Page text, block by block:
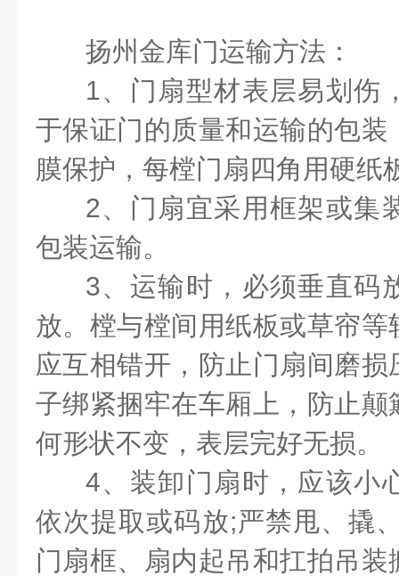
扬州金库门运输方法：
1、门扇型材表层易划伤
于保证门的质量和运输的包
膜保护，每樘门扇四角用硬纸
2、门扇宜采用框架或集
包装运输。
3、运输时，必须垂直码
放。樘与樘间用纸板或草帘
应互相错开，防止门扇间磨
子绑紧捆牢在车厢上，防止
何形状不变，表层完好无损。
4、装卸门扇时，应该小
依次提取或码放;严禁甩、撬
门扇框、扇内起吊和扛拍吊